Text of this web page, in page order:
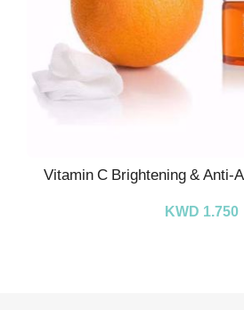
Vitamin C Brightening & Anti-
KWD 1.750